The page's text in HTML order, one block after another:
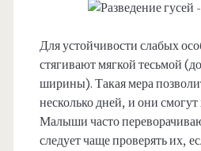
Для устойчивости слабых
стягивают мягкой тесьмой
ширины). Такая мера
несколько дней, и они
Малыши часто
следует чаще проверять их,